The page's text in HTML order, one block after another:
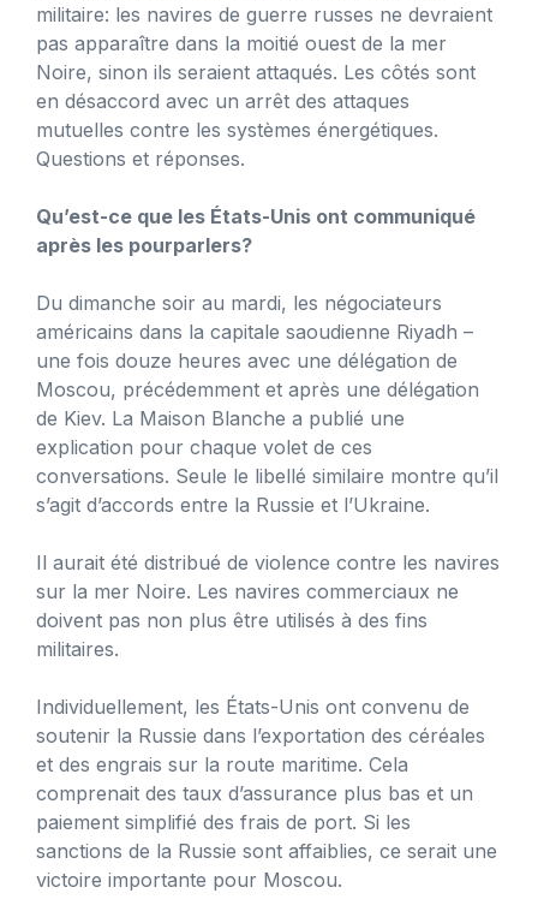
militaire: les navires de guerre russes ne devraient
pas apparaître dans la moitié ouest de la mer
Noire, sinon ils seraient attaqués. Les côtés sont
en désaccord avec un arrêt des attaques
mutuelles contre les systèmes énergétiques.
Questions et réponses.
Qu’est-ce que les États-Unis ont communiqué
après les pourparlers?
Du dimanche soir au mardi, les négociateurs
américains dans la capitale saoudienne Riyadh –
une fois douze heures avec une délégation de
Moscou, précédemment et après une délégation
de Kiev. La Maison Blanche a publié une
explication pour chaque volet de ces
conversations. Seule le libellé similaire montre qu’il
s’agit d’accords entre la Russie et l’Ukraine.
Il aurait été distribué de violence contre les navires
sur la mer Noire. Les navires commerciaux ne
doivent pas non plus être utilisés à des fins
militaires.
Individuellement, les États-Unis ont convenu de
soutenir la Russie dans l’exportation des céréales
et des engrais sur la route maritime. Cela
comprenait des taux d’assurance plus bas et un
paiement simplifié des frais de port. Si les
sanctions de la Russie sont affaiblies, ce serait une
victoire importante pour Moscou.